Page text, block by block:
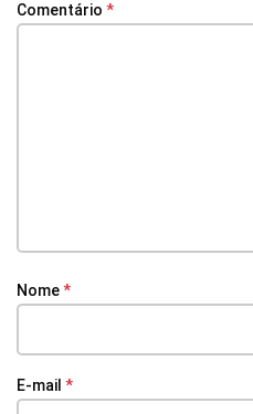
Comentário *
Nome*
E-mail *